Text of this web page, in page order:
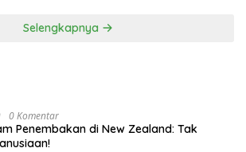
Selengkapnya
0 Komentar
Penembakan di New Zealand: Tak